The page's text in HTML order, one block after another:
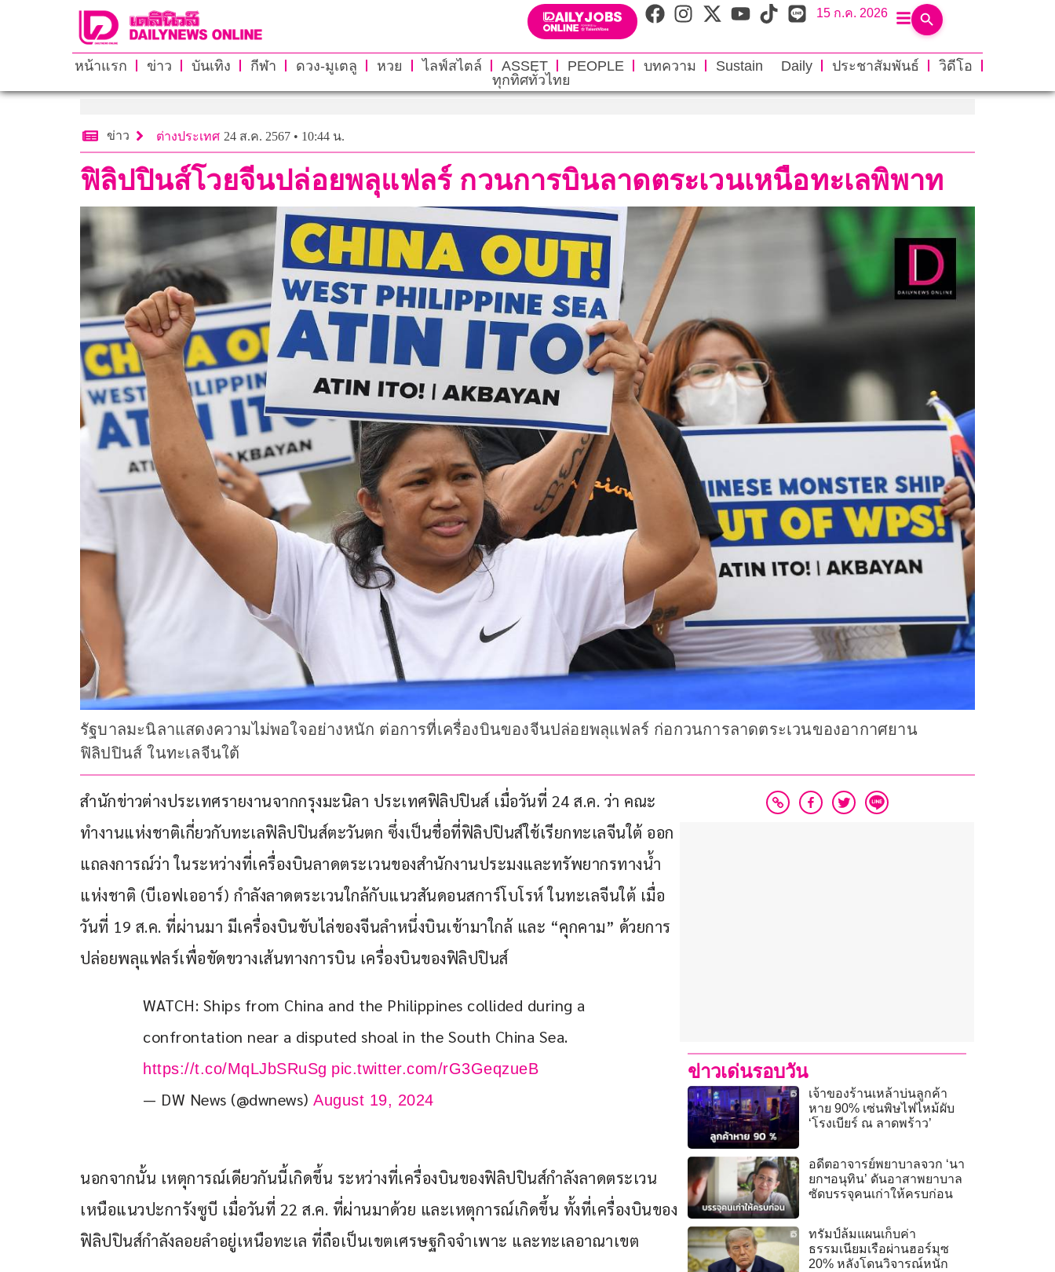
15 ก.ค. 2026
หน้าแรก ข่าว บันเทิง กีฬา ดวง-มูเตลู หวย ไลฟ์สไตล์ ASSET PEOPLE บทความ Sustain Daily ประชาสัมพันธ์
วิดีโอ
ทุกทิศทั่วไทย
ข่าว ต่างประเทศ 24 ส.ค. 2567 • 10:44 น.
ฟิลิปปินส์โวยจีนปล่อยพลุแฟลร์ กวนการบินลาดตระเวนเหนือทะเลพิพาท
รัฐบาลมะนิลาแสดงความไม่พอใจอย่างหนัก ต่อการที่เครื่องบินของจีนปล่อยพลุแฟลร์ ก่อกวนการลาดตระเวนของอากาศยาน
ฟิลิปปินส์ ในทะเลจีนใต้
สำนักข่าวต่างประเทศรายงานจากกรุงมะนิลา ประเทศฟิลิปปินส์ เมื่อวันที่ 24 ส.ค. ว่า คณะ
ทำงานแห่งชาติเกี่ยวกับทะเลฟิลิปปินส์ตะวันตก ซึ่งเป็นชื่อที่ฟิลิปปินส์ใช้เรียกทะเลจีนใต้ ออก
แถลงการณ์ว่า ในระหว่างที่เครื่องบินลาดตระเวนของสำนักงานประมงและทรัพยากรทางน้ำ
แห่งชาติ (บีเอฟเออาร์) กำลังลาดตระเวนใกล้กับแนวสันดอนสการ์โบโรห์ ในทะเลจีนใต้ เมื่อ
วันที่ 19 ส.ค. ที่ผ่านมา มีเครื่องบินขับไล่ของจีนลำหนึ่งบินเข้ามาใกล้ และ “คุกคาม” ด้วยการ
ปล่อยพลุแฟลร์เพื่อขัดขวางเส้นทางการบิน เครื่องบินของฟิลิปปินส์
WATCH: Ships from China and the Philippines collided during a
confrontation near a disputed shoal in the South China Sea.
https://t.co/MqLJbSRuSg pic.twitter.com/rG3GeqzueB
— DW News (@dwnews) August 19, 2024
นอกจากนั้น เหตุการณ์เดียวกันนี้เกิดขึ้น ระหว่างที่เครื่องบินของฟิลิปปินส์กำลังลาดตระเวน
เหนือแนวปะการังซูบี เมื่อวันที่ 22 ส.ค. ที่ผ่านมาด้วย และเหตุการณ์เกิดขึ้น ทั้งที่เครื่องบินของ
ฟิลิปปินส์กำลังลอยลำอยู่เหนือทะเล ที่ถือเป็นเขตเศรษฐกิจจำเพาะ และทะเลอาณาเขต
ข่าวเด่นรอบวัน
เจ้าของร้านเหล้าบ่นลูกค้า
หาย 90% เซ่นพิษไฟไหม้ผับ
‘โรงเบียร์ ณ ลาดพร้าว’
อดีตอาจารย์พยาบาลจวก ‘นา
ยกฯอนุทิน’ ดันอาสาพยาบาล
ซัดบรรจุคนเก่าให้ครบก่อน
ทรัมป์ล้มแผนเก็บค่า
ธรรมเนียมเรือผ่านฮอร์มุซ
20% หลังโดนวิจารณ์หนัก